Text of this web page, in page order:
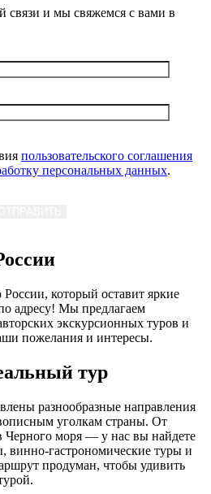
связи и мы свяжемся с вами в
пользовательского соглашения
персональных данных.
который оставит яркие
адресу! Мы предлагаем
экскурсионных туров и
пожелания и интересы.
тур
разнообразные направления
уголкам страны. От
Черного моря — у нас вы найдете
винно-гастрономические туры и
продуман, чтобы удивить